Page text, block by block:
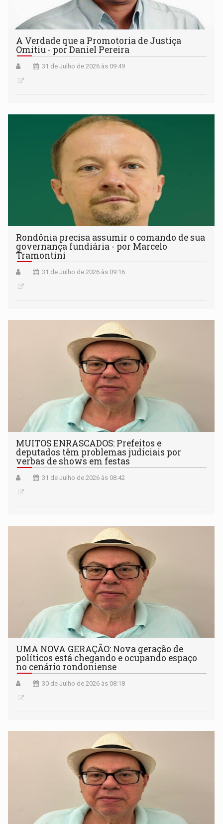
A Verdade que a Promotoria de Justiça
Omitiu - por Daniel Pereira
31 de Julho de 2026 às 09:49
Rondônia precisa assumir o comando de sua
governança fundiária - por Marcelo
Tramontini
31 de Julho de 2026 às 09:16
MUITOS ENRASCADOS: Prefeitos e
deputados têm problemas judiciais por
verbas de shows em festas
31 de Julho de 2026 às 08:42
UMA NOVA GERAÇÃO: Nova geração de
políticos está chegando e ocupando espaço
no cenário rondoniense
30 de Julho de 2026 às 08:18